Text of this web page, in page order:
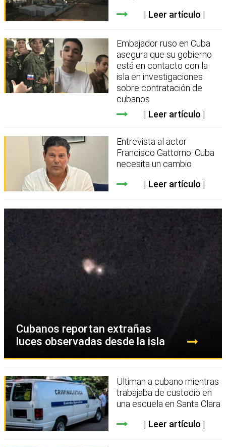
Leer artículo
Embajador ruso en Cuba
asegura que su gobierno
está en contacto con la
isla en investigaciones
sobre contratación de
cubanos
Leer artículo
Entrevista al actor
Francisco Gattorno: Cuba
necesita un cambio
Leer artículo
Cubanos reportan extrañas
luces observadas desde la isla
Ultiman a cubano mientras
trabajaba de custodio en
una escuela en Santa Clara
Leer artículo